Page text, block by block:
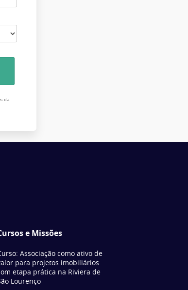
da
e Missões
Associação como ativo de
para projetos imobiliários
etapa prática na Riviera de
Lourenço